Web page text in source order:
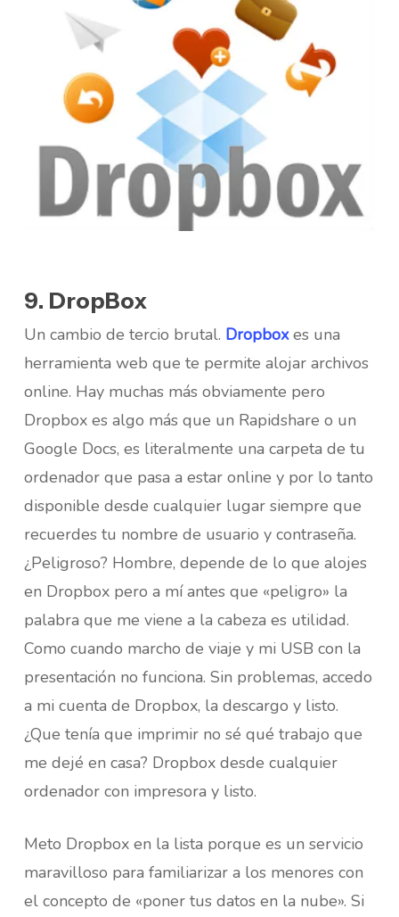
9. DropBox
Un cambio de tercio brutal. Dropboxes una
herramienta web que te permite alojar archivos
online. Hay muchas más obviamente pero
Dropbox es algo más que un Rapidshare o un
Google Docs, es literalmente una carpeta de tu
ordenador que pasa a estar online y por lo tanto
disponible desde cualquier lugar siempre que
recuerdes tu nombre de usuario y contraseña.
¿Peligroso? Hombre, depende de lo que alojes
en Dropbox pero a mí antes que «peligro» la
palabra que me viene a la cabeza es utilidad.
Como cuando marcho de viaje y mi USB con la
presentación no funciona. Sin problemas, accedo
a mi cuenta de Dropbox, la descargo y listo.
¿Que tenía que imprimir no sé qué trabajo que
me dejé en casa? Dropbox desde cualquier
ordenador con impresora y listo.
Meto Dropbox en la lista porque es un servicio
maravilloso para familiarizar a los menores con
el concepto de «poner tus datos en la nube». Si